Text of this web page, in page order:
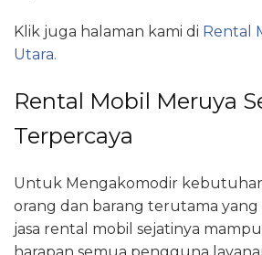
Klik juga halaman kami di Rental
Utara.
Rental Mobil Meruya
Terpercaya
Untuk Mengakomodir kebutuhan
orang dan barang terutama
jasa rental mobil sejatinya